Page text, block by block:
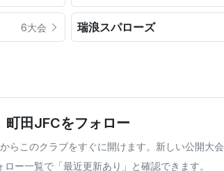
6大会 瑞浪スパローズ
町田JFCをフォロー
らこのクラブをすぐに開けます。新しい公開大
ロー一覧で「最近更新あり」と確認できます。